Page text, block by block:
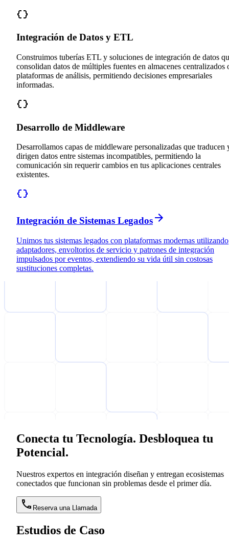
Integración de Datos y ETL
Construimos tuberías ETL y soluciones de integración de datos
consolidan datos de múltiples fuentes en almacenes centralizados
plataformas de análisis, permitiendo decisiones empresariales
informadas.
Desarrollo de Middleware
Desarrollamos capas de middleware personalizadas que traducen
dirigen datos entre sistemas incompatibles, permitiendo la
comunicación sin requerir cambios en tus aplicaciones centrales
existentes.
Integración de Sistemas Legados
Unimos tus sistemas legados con plataformas modernas utilizando
adaptadores, envoltorios de servicio y patrones de integración
impulsados por eventos, extendiendo su vida útil sin costosas
sustituciones completas.
Conecta tu Tecnología. Desbloquea tu
Potencial.
Nuestros expertos en integración diseñan y entregan ecosistemas
conectados que funcionan sin problemas desde el primer día.
Reserva una Llamada
Estudios de Caso